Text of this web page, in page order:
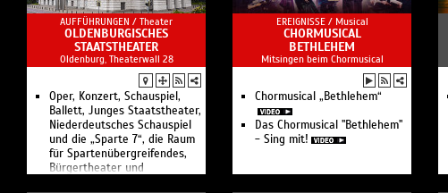
AUFFÜHRUNGEN / Theater
OLDENBURGISCHES
STAATSTHEATER
Oldenburg, Theaterwall 28
Oper, Konzert, Schauspiel,
Ballett, Junges Staatstheater,
Niederdeutsches Schauspiel
und die „Sparte 7“, die Raum
für Spartenübergreifendes,
Bürgertheater und
EREIGNISSE / Musical
CHORMUSICAL
BETHLEHEM
Mitsingen beim Chormusical
Chormusical „Bethlehem“
Das Chormusical "Bethlehem"
- Sing mit!